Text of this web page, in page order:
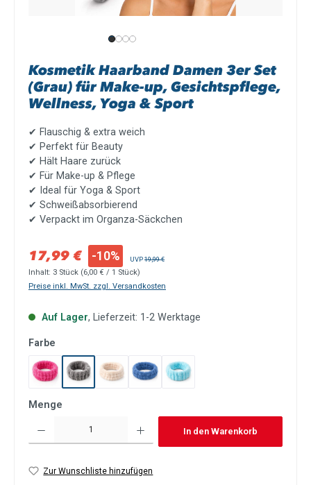
Kosmetik Haarband Damen 3er Set
(Grau) für Make-up, Gesichtspflege,
Wellness, Yoga & Sport
✔ Flauschig & extra weich
✔ Perfekt für Beauty
✔ Hält Haare zurück
✔ Für Make-up & Pflege
✔ Ideal für Yoga & Sport
✔ Schweißabsorbierend
✔ Verpackt im Organza-Säckchen
Verkaufspreis:
17,99 € -10% Regulärer Preis:
UVP19,99 €
Inhalt: 3 Stück (6,00 € / 1 Stück)
Preise inkl. MwSt. zzgl. Versandkosten
Auf Lager, Lieferzeit: 1-2 Werktage
Farbe
Haarband Beere
Haarband Grau
Haarband KittHaarband Taubenblau
Haarband Türkis
Menge
Produkt Anzahl: Gib den gewünschten Wert ein oder benutze die Schaltflächen um die
In den Warenkorb
Zur Wunschliste hinzufügen